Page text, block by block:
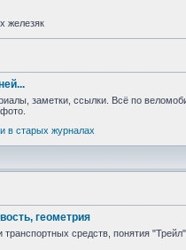
железяк
заметки, ссылки. Всё по
в старых журналах
геометрия
средств, понятия